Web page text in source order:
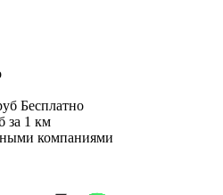
Бесплатно
за 1 км
компаниями